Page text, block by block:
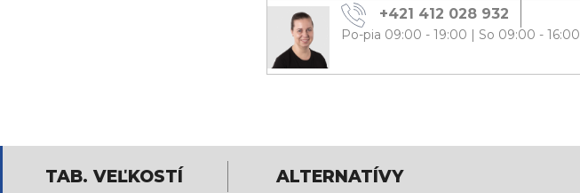
+421 412 028 932
Po-pia 09:00 - 19:00 | So 09:00 - 16:00
TAB. VEĽKOSTÍ ALTERNATÍVY